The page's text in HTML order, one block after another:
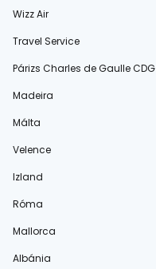
Wizz Air
Travel Service
Párizs Charles de Gaulle CDG
Madeira
Málta
Velence
Izland
Róma
Mallorca
Albánia